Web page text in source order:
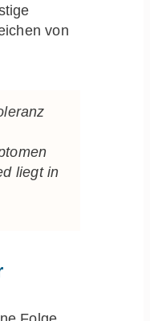
von
liegt in